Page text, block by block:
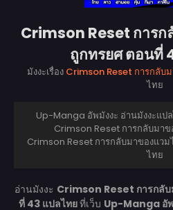
Crimson Reset การก
ถูกทรยศ ตอนที่
มังงะเรื่อง Crimson Reset การกลับ
ไทย
Up-Manga อัพมังงะ อ่านมังงะแ
Crimson Reset การกลับมา
Crimson Reset การกลับมาของแว
ไทย
อ่านมังงะ Crimson Reset การกลับ
ที่ 43 แปลไทยที่เว็บ Up-Manga อัพ